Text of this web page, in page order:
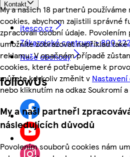
My a našich 18 partnerů
cookies, abychom zajistili správné
zpracovali osobní údaje.
umožníte zobrazovat například
reklamu. V opačném případě
cookies, které potřebujeme k
můžete kdykoliv změnit v
nebo kliknutím na odkaz Soukromí
My a naši partneři
následujících důvodů
Povolením souborů cookies nám
Kontakt
itesco.cz
Zákaznické centrum - 800
Naše obchody
followUs